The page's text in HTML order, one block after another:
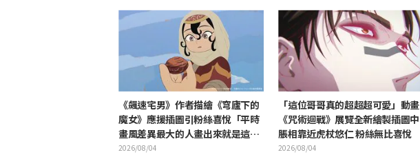
《飆速宅男》作者描繪《穹廬下的
魔女》應援插圖引粉絲喜悅「平時
畫風差異最大的人畫出來就是這
樣」
2026/08/04
「這位哥哥真的超超超可愛」動畫
《咒術迴戰》展覽全新繪製插圖中
脹相靠近虎杖悠仁 粉絲無比喜悅
2026/08/04